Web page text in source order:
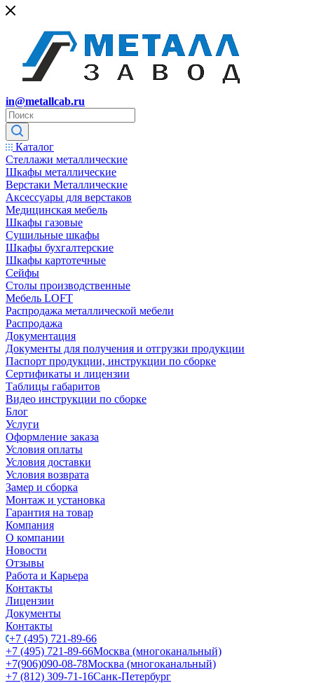
in@metallcab.ru
Каталог
Стеллажи металлические
Шкафы металлические
Верстаки Металлические
Аксессуары для верстаков
Медицинская мебель
Шкафы газовые
Сушильные шкафы
Шкафы бухгалтерские
Шкафы картотечные
Сейфы
Столы производственные
Мебель LOFT
Распродажа металлической мебели
Распродажа
Документация
Документы для получения и отгрузки продукции
Паспорт продукции, инструкции по сборке
Сертификаты и лицензии
Таблицы габаритов
Видео инструкции по сборке
Блог
Услуги
Оформление заказа
Условия оплаты
Условия доставки
Условия возврата
Замер и сборка
Монтаж и установка
Гарантия на товар
Компания
О компании
Новости
Отзывы
Работа и Карьера
Контакты
Лицензии
Документы
Контакты
+7 (495) 721-89-66
+7 (495) 721-89-66Москва (многоканальный)
+7(906)090-08-78Москва (многоканальный)
+7 (812) 309-71-16Санк-Петербург